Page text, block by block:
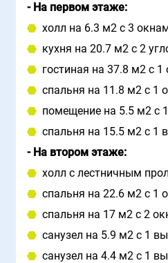
- На первом этаже:
холл на 6.3 м2 с 3
кухня на 20.7 м2 с 2
гостиная на 37.8 м2 с
спальня на 11.8 м2 с 1
помещение на 5.5 м2 с
спальня на 15.5 м2 с 1
- На втором этаже:
холл с лестничным
спальня на 22.6 м2 с 1
спальня на 17 м2 с 2
санузел на 5.9 м2 с 1
санузел на 4.4 м2 с 1